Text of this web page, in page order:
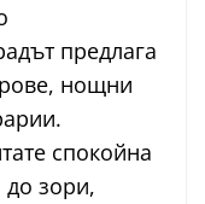
предлага
нощни
спокойна
зори,